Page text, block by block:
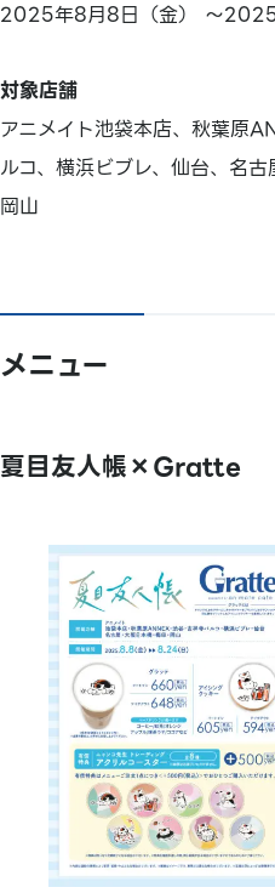
2025年8月8日（金） ～2025
対象店舗
アニメイト池袋本店、秋葉原
ルコ、横浜ビブレ、仙台、名古
岡山
メニュー
夏目友人帳×Gratte